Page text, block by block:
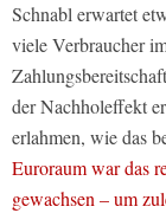
Schnabl erwartet
viele Verbraucher
der Nachholeffekt
erlahmen, wie das
Euroraum war das
gewachsen – um